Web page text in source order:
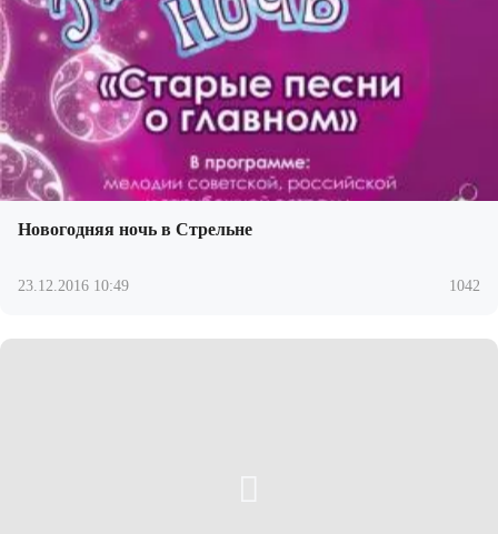
Новогодняя ночь в Стрельне
23.12.2016 10:49 1042